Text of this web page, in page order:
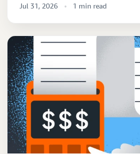
Jul 31, 2026 1 min read